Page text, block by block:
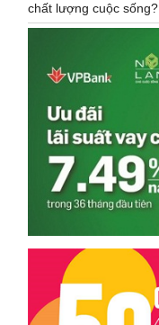
chất lượng cuộc sống?